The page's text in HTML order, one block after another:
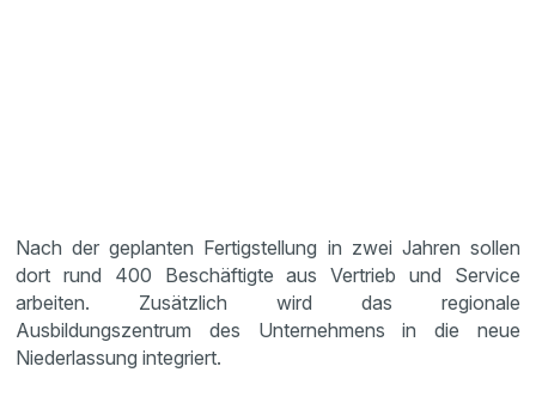
Nach der geplanten Fertigstellung in zwei Jahren sollen
dort rund 400 Beschäftigte aus Vertrieb und Service
arbeiten. Zusätzlich wird das regionale
Ausbildungszentrum des Unternehmens in die neue
Niederlassung integriert.